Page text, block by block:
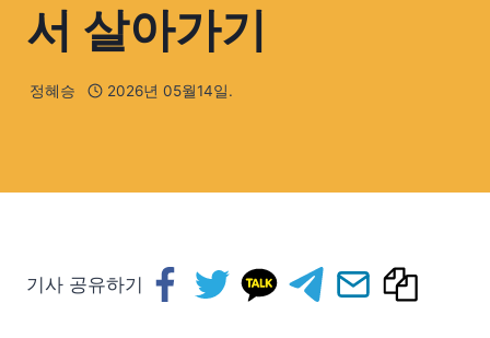
서 살아가기
정혜승 2026년 05월14일.
기사 공유하기